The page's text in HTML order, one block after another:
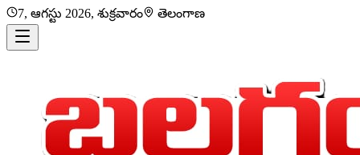
7, ఆగస్టు 2026, శుక్రవారం తెలంగాణ